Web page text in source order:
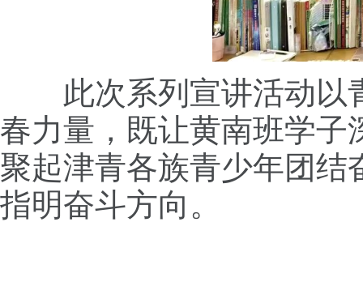
此次系列宣讲活动以
春力量，既让黄南班学子
聚起津青各族青少年团结
指明奋斗方向。